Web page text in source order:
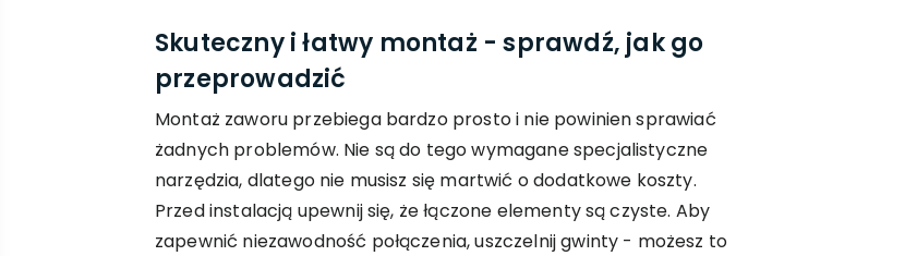
Skuteczny i łatwy montaż - sprawdź, jak go
przeprowadzić
Montaż zaworu przebiega bardzo prosto i nie powinien sprawiać
żadnych problemów. Nie są do tego wymagane specjalistyczne
narzędzia, dlatego nie musisz się martwić o dodatkowe koszty.
Przed instalacją upewnij się, że łączone elementy są czyste. Aby
zapewnić niezawodność połączenia, uszczelnij gwinty - możesz to